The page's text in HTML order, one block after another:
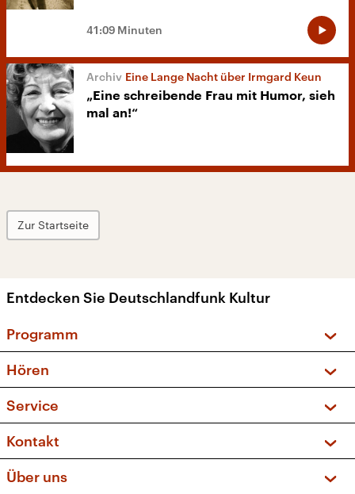
41:09 Minuten
Eine Lange Nacht über Irmgard Keun
„Eine schreibende Frau mit Humor, sieh
mal an!“
Zur Startseite
Entdecken Sie Deutschlandfunk Kultur
Programm
Sendungen und Podcasts
Musikliste
Kakadu – Das Kinderprogramm
Hören
Frequenzen (UKW + DAB+)
Service
FAQ
Apps
Newsletter
Kontakt
Über uns